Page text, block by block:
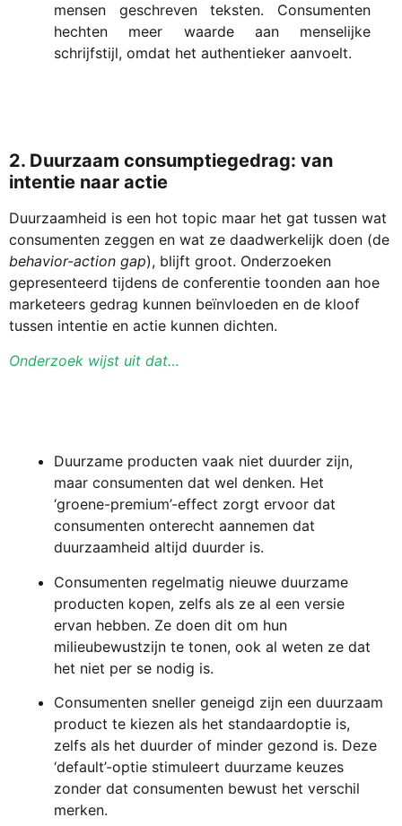
mensen geschreven teksten. Consumenten
hechten meer waarde aan menselijke
schrijfstijl, omdat het authentieker aanvoelt.
2. Duurzaam consumptiegedrag: van
intentie naar actie
Duurzaamheid is een hot topic maar het gat tussen wat
consumenten zeggen en wat ze daadwerkelijk doen (de
behavior-action gap), blijft groot. Onderzoeken
gepresenteerd tijdens de conferentie toonden aan hoe
marketeers gedrag kunnen beïnvloeden en de kloof
tussen intentie en actie kunnen dichten.
Onderzoek wijst uit dat…
Duurzame producten vaak niet duurder zijn,
maar consumenten dat wel denken. Het
‘groene-premium’-effect zorgt ervoor dat
consumenten onterecht aannemen dat
duurzaamheid altijd duurder is.
Consumenten regelmatig nieuwe duurzame
producten kopen, zelfs als ze al een versie
ervan hebben. Ze doen dit om hun
milieubewustzijn te tonen, ook al weten ze dat
het niet per se nodig is.
Consumenten sneller geneigd zijn een duurzaam
product te kiezen als het standaardoptie is,
zelfs als het duurder of minder gezond is. Deze
‘default’-optie stimuleert duurzame keuzes
zonder dat consumenten bewust het verschil
merken.